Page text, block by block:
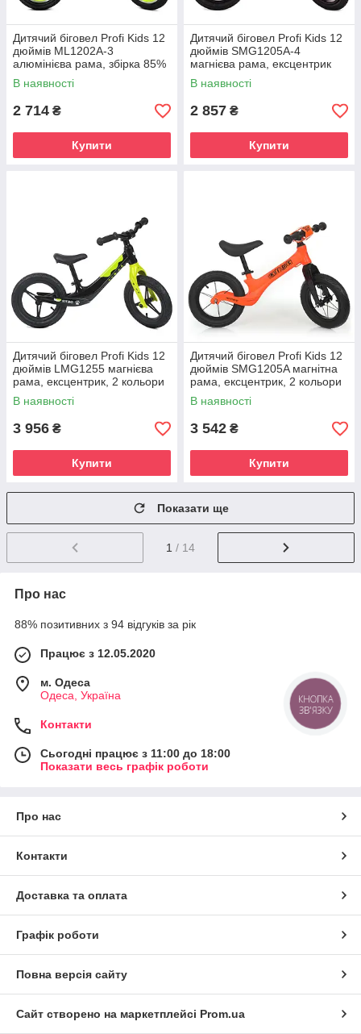
Дитячий біговел Profi Kids 12
дюймів ML1202A-3
алюмінієва рама, збірка 85%
В наявності
2 714 ₴
Купити
Дитячий біговел Profi Kids 12
дюймів SMG1205A-4
магнієва рама, ексцентрик
В наявності
2 857 ₴
Купити
Дитячий біговел Profi Kids 12
дюймів LMG1255 магнієва
рама, ексцентрик, 2 кольори
В наявності
3 956 ₴
Купити
Дитячий біговел Profi Kids 12
дюймів SMG1205A магнітна
рама, ексцентрик, 2 кольори
В наявності
3 542 ₴
Купити
Показати ще
1 / 14
Про нас
88% позитивних з 94 відгуків за рік
Працює з 12.05.2020
м. Одеса
Одеса, Україна
Контакти
Сьогодні працює з 11:00 до 18:00
Показати весь графік роботи
Про нас
Контакти
Доставка та оплата
Графік роботи
Повна версія сайту
Сайт створено на маркетплейсі Prom.ua
КНОПКА
ЗВ'ЯЗКУ